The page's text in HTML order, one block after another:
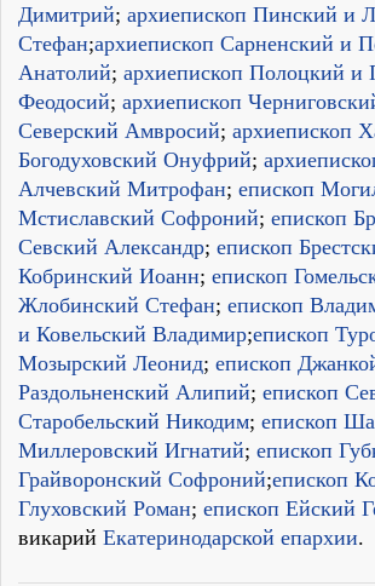
Димитрий; архиепископ Пинский и
Стефан;архиепископ Сарненский и
Анатолий; архиепископ Полоцкий и
Феодосий; архиепископ
Северский Амвросий; архиепископ
Богодуховский Онуфрий;
Алчевский Митрофан; епископ
Мстиславский Софроний; епископ
Севский Александр; епископ
Кобринский Иоанн; епископ
Жлобинский Стефан; епископ
и Ковельский Владимир;епископ
Мозырский Леонид; епископ
Раздольненский Алипий; епископ
Старобельский Никодим; епископ
Миллеровский Игнатий; епископ
Грайворонский Софроний;епископ
Глуховский Роман; епископ Ейский
викарий Екатеринодарской епархии.